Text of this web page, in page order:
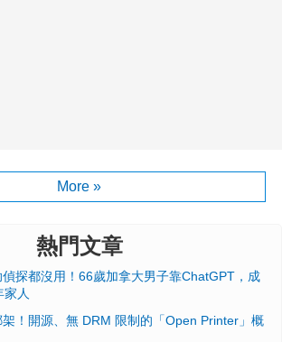
More »
熱門文章
探都沒用！66歲加拿大男子靠ChatGPT，成
人
！開源、無 DRM 限制的「Open Printer」概